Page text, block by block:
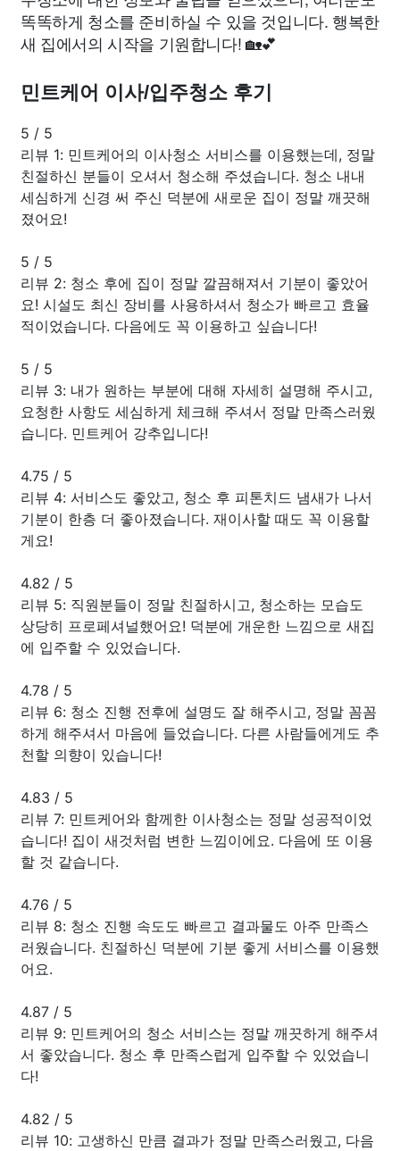
똑똑하게 청소를 준비하실 수 있을 것입니다. 행복한
새 집에서의 시작을 기원합니다! 🏡💕
민트케어 이사/입주청소 후기
5 / 5
리뷰 1: 민트케어의 이사청소 서비스를 이용했는데, 정말
친절하신 분들이 오셔서 청소해 주셨습니다. 청소 내내
세심하게 신경 써 주신 덕분에 새로운 집이 정말 깨끗해
졌어요!
5 / 5
리뷰 2: 청소 후에 집이 정말 깔끔해져서 기분이 좋았어
요! 시설도 최신 장비를 사용하셔서 청소가 빠르고 효율
적이었습니다. 다음에도 꼭 이용하고 싶습니다!
5 / 5
리뷰 3: 내가 원하는 부분에 대해 자세히 설명해 주시고,
요청한 사항도 세심하게 체크해 주셔서 정말 만족스러웠
습니다. 민트케어 강추입니다!
4.75 / 5
리뷰 4: 서비스도 좋았고, 청소 후 피톤치드 냄새가 나서
기분이 한층 더 좋아졌습니다. 재이사할 때도 꼭 이용할
게요!
4.82 / 5
리뷰 5: 직원분들이 정말 친절하시고, 청소하는 모습도
상당히 프로페셔널했어요! 덕분에 개운한 느낌으로 새집
에 입주할 수 있었습니다.
4.78 / 5
리뷰 6: 청소 진행 전후에 설명도 잘 해주시고, 정말 꼼꼼
하게 해주셔서 마음에 들었습니다. 다른 사람들에게도 추
천할 의향이 있습니다!
4.83 / 5
리뷰 7: 민트케어와 함께한 이사청소는 정말 성공적이었
습니다! 집이 새것처럼 변한 느낌이에요. 다음에 또 이용
할 것 같습니다.
4.76 / 5
리뷰 8: 청소 진행 속도도 빠르고 결과물도 아주 만족스
러웠습니다. 친절하신 덕분에 기분 좋게 서비스를 이용했
어요.
4.87 / 5
리뷰 9: 민트케어의 청소 서비스는 정말 깨끗하게 해주셔
서 좋았습니다. 청소 후 만족스럽게 입주할 수 있었습니
다!
4.82 / 5
리뷰 10: 고생하신 만큼 결과가 정말 만족스러웠고, 다음